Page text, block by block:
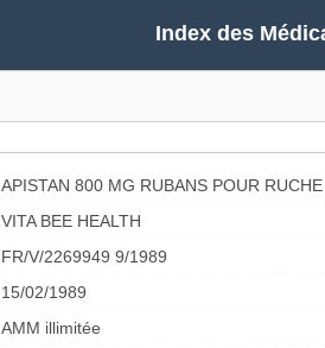
Index des
APISTAN 800 MG RUBANS POUR RUCHE
VITA BEE HEALTH
FR/V/2269949 9/1989
15/02/1989
AMM illimitée